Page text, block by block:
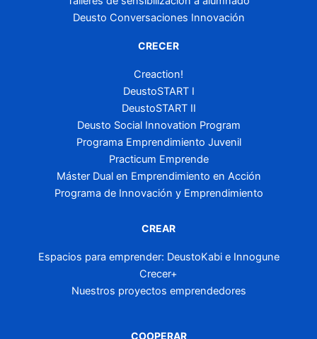
Deusto Conversaciones Innovación
CRECER
Creaction!
DeustoSTART I
DeustoSTART II
Deusto Social Innovation Program
Programa Emprendimiento Juvenil
Practicum Emprende
Máster Dual en Emprendimiento en Acción
Programa de Innovación y Emprendimiento
CREAR
Espacios para emprender: DeustoKabi e Innogune
Crecer+
Nuestros proyectos emprendedores
COOPERAR